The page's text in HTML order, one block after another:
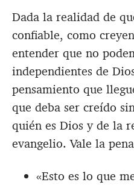
Dada la realidad de
confiable, como
entender que no
independientes de
pensamiento que
que deba ser creído
quién es Dios y de la
evangelio. Vale la
«Esto es lo que